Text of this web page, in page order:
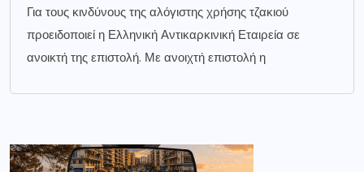
Για τους κινδύνους της αλόγιστης χρήσης τζακιού
προειδοποιεί η Ελληνική Αντικαρκινική Εταιρεία σε
ανοικτή της επιστολή. Με ανοιχτή επιστολή η